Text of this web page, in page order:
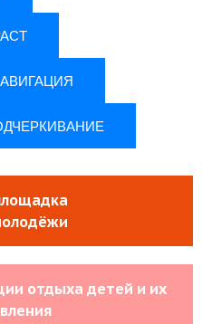
отдыха детей и их